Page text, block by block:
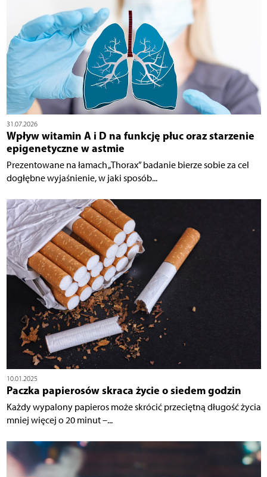
31.07.2026
Wpływ witamin A i D na funkcję płuc oraz starzenie
epigenetyczne w astmie
Prezentowane na łamach „Thorax” badanie bierze sobie za cel
dogłębne wyjaśnienie, w jaki sposób...
10.01.2025
Paczka papierosów skraca życie o siedem godzin
Każdy wypalony papieros może skrócić przeciętną długość życia
mniej więcej o 20 minut –...